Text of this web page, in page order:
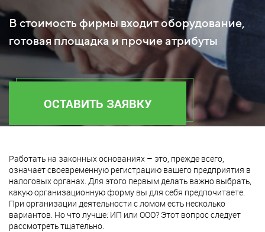
В стоимость фирмы входит оборудование,
готовая площадка и прочие атрибуты
ОСТАВИТЬ ЗАЯВКУ
Работать на законных основаниях – это, прежде всего,
означает своевременную регистрацию вашего предприятия в
налоговых органах. Для этого первым делать важно выбрать,
какую организационную форму вы для себя предпочитаете.
При организации деятельности с ломом есть несколько
вариантов. Но что лучше: ИП или ООО? Этот вопрос следует
рассмотреть тщательно.